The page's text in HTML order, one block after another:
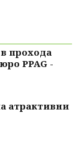
прохода
PPAG -
атрактивни